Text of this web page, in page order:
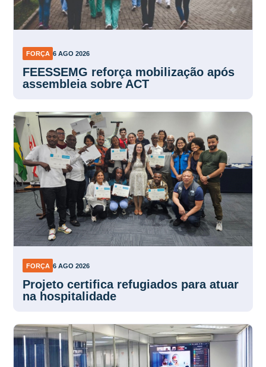
FORÇA 6 AGO 2026
FEESSEMG reforça mobilização após
assembleia sobre ACT
FORÇA 6 AGO 2026
Projeto certifica refugiados para atuar
na hospitalidade